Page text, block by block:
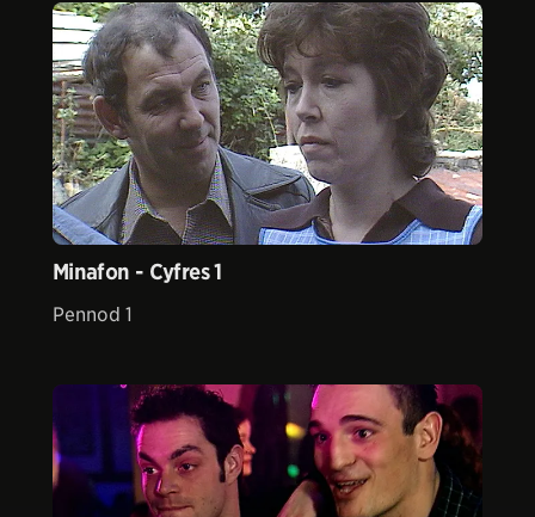
Minafon - Cyfres 1
Pennod 1